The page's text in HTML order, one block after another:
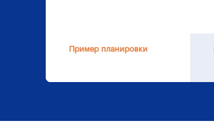
Пример планировки